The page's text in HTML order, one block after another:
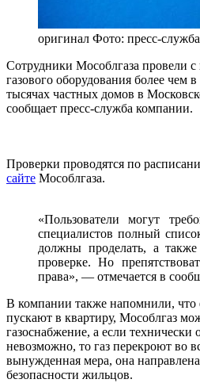
оригинал Фото: пресс-
Сотрудники Мособлгаза провели с
газового оборудования более чем
тысячах частных домов в
сообщает пресс-служба компании.
Проверки проводятся по
сайте Мособлгаза.
«Пользователи могут
специалистов полный
должны проделать, а также
проверке. Но
права», — отмечается в
В компании также напомнили, что
пускают в квартиру, Мособлгаз
газоснабжение, а если технически
невозможно, то газ перекроют во
вынужденная мера, она
безопасности жильцов.